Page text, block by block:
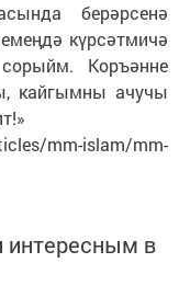
берәрсенә
күрсәтмичә
Коръәнне
кайгымны ачучы
mm-islam/mm-
в